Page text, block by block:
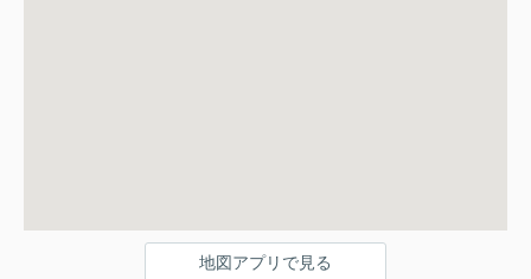
地図アプリで見る